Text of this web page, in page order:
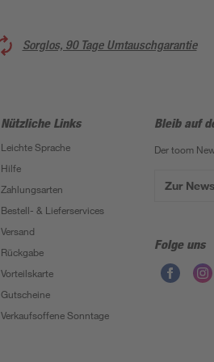
Sorglos, 90 Tage Umtauschgarantie
Nützliche Links
Leichte Sprache
Hilfe
Zahlungsarten
Bestell- & Lieferservices
Versand
Rückgabe
Vorteilskarte
Gutscheine
Verkaufsoffene Sonntage
Bleib auf
Der toom
Zur
Folge uns